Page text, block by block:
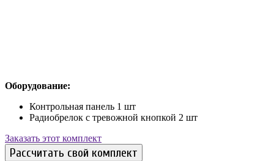
Оборудование:
Контрольная панель 1 шт
Радиобрелок с тревожной кнопкой 2 шт
Заказать этот комплект
Рассчитать свой комплект